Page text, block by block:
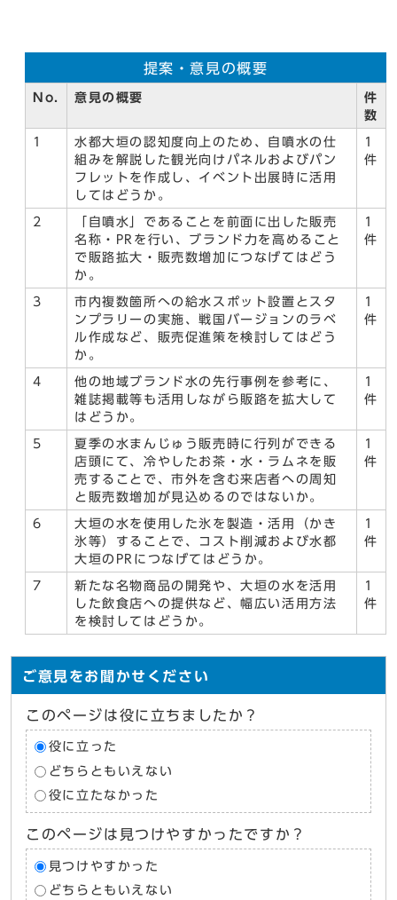
提案・意見の概要
No. 意見の概要
件
数
1
水都大垣の認知度向上のため、自噴水の仕
組みを解説した観光向けパネルおよびパン
フレットを作成し、イベント出展時に活用
してはどうか。
1
件
2
「自噴水」であることを前面に出した販売
名称・PRを行い、ブランド力を高めること
で販路拡大・販売数増加につなげてはどう
か。
1
件
3
市内複数箇所への給水スポット設置とスタ
ンプラリーの実施、戦国バージョンのラベ
ル作成など、販売促進策を検討してはどう
か。
1
件
4
他の地域ブランド水の先行事例を参考に、
雑誌掲載等も活用しながら販路を拡大して
はどうか。
1
件
5
夏季の水まんじゅう販売時に行列ができる
店頭にて、冷やしたお茶・水・ラムネを販
売することで、市外を含む来店者への周知
と販売数増加が見込めるのではないか。
1
件
6
大垣の水を使用した氷を製造・活用（かき
氷等）することで、コスト削減および水都
大垣のPRにつなげてはどうか。
1
件
7
新たな名物商品の開発や、大垣の水を活用
した飲食店への提供など、幅広い活用方法
を検討してはどうか。
1
件
ご意見をお聞かせください
このページは役に立ちましたか？
役に立った
どちらともいえない
役に立たなかった
このページは見つけやすかったですか？
見つけやすかった
どちらともいえない